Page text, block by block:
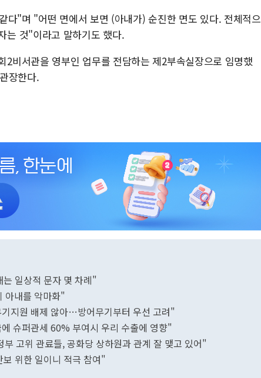
다"며 "어떤 면에서 보면 (아내가) 순진한 면도 있다. 전체적으
는 것"이라고 말하기도 했다.
2비서관을 영부인 업무를 전담하는 제2부속실장으로 임명했
장한다.
일상적 문자 몇 차례"
아내를 악마화"
지원 배제 않아…방어무기부터 우선 고려"
슈퍼관세 60% 부여시 우리 수출에 영향"
고위 관료들, 공화당 상하원과 관계 잘 맺고 있어"
위한 일이니 적극 참여"